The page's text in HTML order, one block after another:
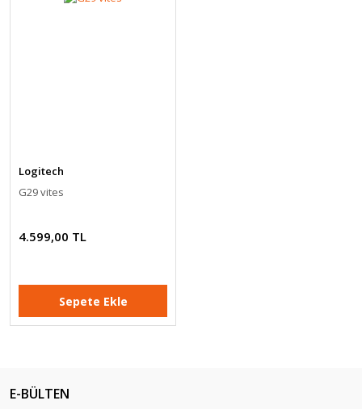
Logitech
G29 vites
4.599,00 TL
Sepete Ekle
E-BÜLTEN